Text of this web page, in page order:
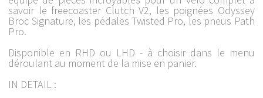
savoir le freecoaster Clutch V2, les poignées Odyssey
Broc Signature, les pédales Twisted Pro, les pneus Path
Pro.
Disponible en RHD ou LHD - à choisir dans le menu
déroulant au moment de la mise en panier.
IN DETAIL :